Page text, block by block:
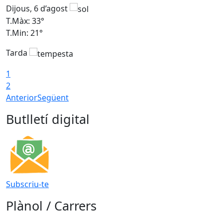
Dijous, 6 d’agost
T.Màx: 33°
T.Min: 21°
Tarda
1
2
AnteriorSegüent
Butlletí digital
Subscriu-te
Plànol / Carrers